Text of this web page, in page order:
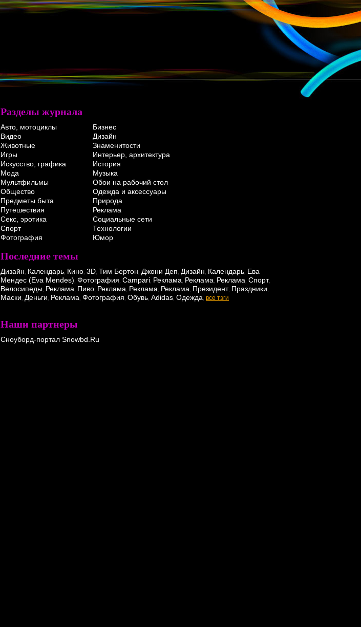
Разделы журнала
Авто, мотоциклы
Бизнес
Видео
Дизайн
Животные
Знаменитости
Игры
Интерьер, архитектура
Искусство, графика
История
Мода
Музыка
Мультфильмы
Обои на рабочий стол
Общество
Одежда и аксессуары
Предметы быта
Природа
Путешествия
Реклама
Секс, эротика
Социальные сети
Спорт
Технологии
Фотография
Юмор
Последние темы
Дизайн, Календарь, Кино, 3D, Тим Бертон, Джони Деп, Дизайн, Календарь, Ева
Мендес (Eva Mendes), Фотография, Campari, Реклама, Реклама, Реклама, Спорт,
Велосипеды, Реклама, Пиво, Реклама, Реклама, Реклама, Президент, Праздники,
Маски, Деньги, Реклама, Фотография, Обувь, Adidas, Одежда, все тэги
Наши партнеры
Сноуборд-портал Snowbd.Ru